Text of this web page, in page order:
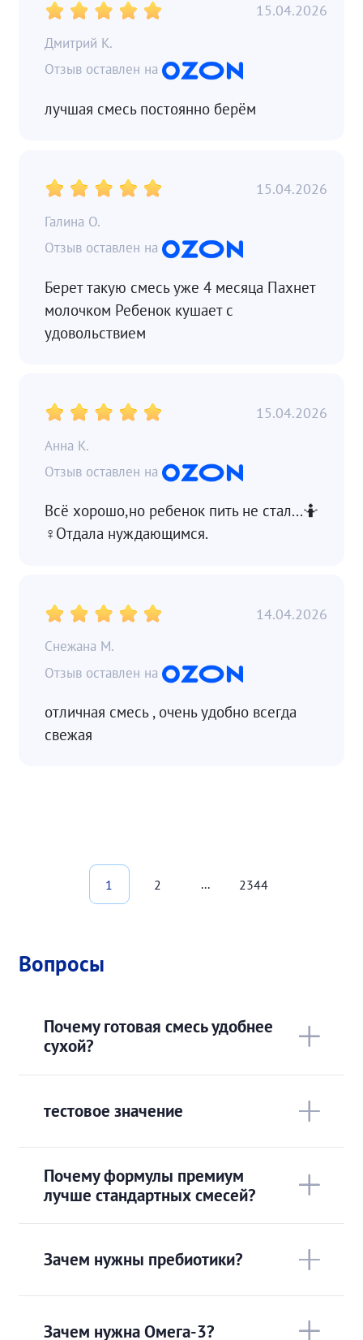
Дмитрий К.
15.04.2026
лучшая смесь постоянно берём
Галина О.
15.04.2026
Берет такую смесь уже 4 месяца Пахнет
молочком Ребенок кушает с
удовольствием
Анна К.
15.04.2026
Всё хорошо,но ребенок пить не стал...🤷
♀️Отдала нуждающимся.
Снежана М.
14.04.2026
отличная смесь , очень удобно всегда
свежая
1 2 ... 2344
Вопросы
Почему готовая смесь удобнее
сухой?
тестовое значение
Почему формулы премиум
лучше стандартных смесей?
Зачем нужны пребиотики?
Зачем нужна Омега-3?